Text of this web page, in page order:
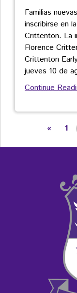
Familias
inscribirse en
Crittenton. La
Florence
Crittenton
jueves 10 de
Continue
« 1